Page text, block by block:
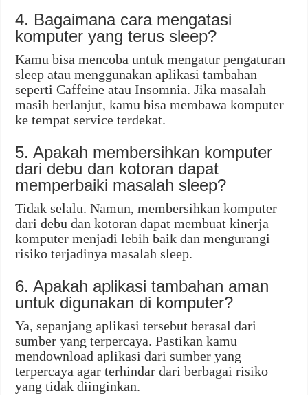
4. Bagaimana cara mengatasi
komputer yang terus sleep?
Kamu bisa mencoba untuk mengatur pengaturan
sleep atau menggunakan aplikasi tambahan
seperti Caffeine atau Insomnia. Jika masalah
masih berlanjut, kamu bisa membawa komputer
ke tempat service terdekat.
5. Apakah membersihkan komputer
dari debu dan kotoran dapat
memperbaiki masalah sleep?
Tidak selalu. Namun, membersihkan komputer
dari debu dan kotoran dapat membuat kinerja
komputer menjadi lebih baik dan mengurangi
risiko terjadinya masalah sleep.
6. Apakah aplikasi tambahan aman
untuk digunakan di komputer?
Ya, sepanjang aplikasi tersebut berasal dari
sumber yang terpercaya. Pastikan kamu
mendownload aplikasi dari sumber yang
terpercaya agar terhindar dari berbagai risiko
yang tidak diinginkan.